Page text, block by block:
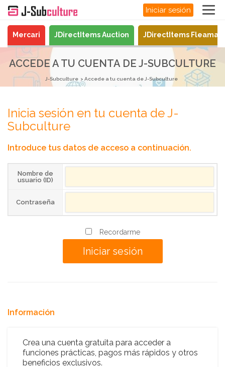
Iniciar sesión
Mercari JDirectItems Auction JDirectItems
ACCEDE A TU CUENTA DE J-SUBCULTURE
J-Subculture Accede a tu cuenta de J-Subculture
Inicia sesión en tu cuenta de J-
Subculture
Introduce tus datos de acceso a continuación.
Nombre de
usuario (ID)
Contraseña
Recordarme
Información
Crea una cuenta gratuita para acceder a
funciones prácticas, pagos más rápidos y otros
beneficios exclusivos.